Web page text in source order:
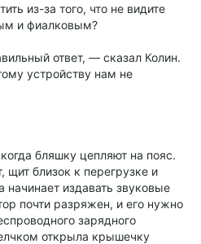
из-за того, что не видите
и фиалковым?
ответ, — сказал Колин.
устройству нам не
бляшку цепляют на пояс.
щит близок к перегрузке и
начинает издавать звуковые
почти разряжен, и его нужно
зарядного
открыла крышечку